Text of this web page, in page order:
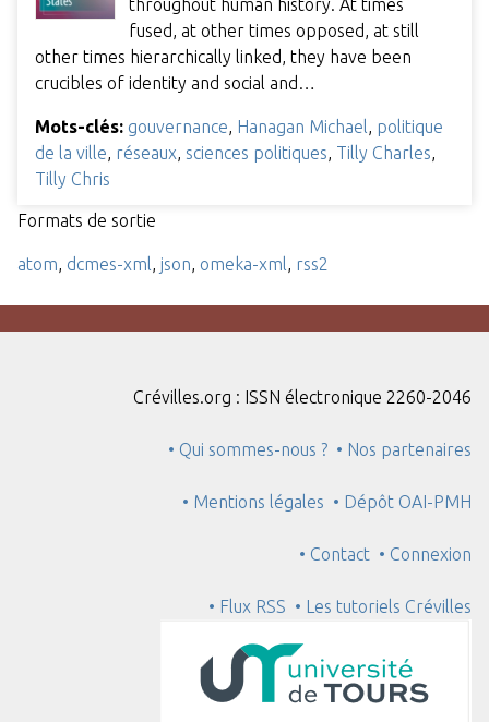
fused, at other times opposed, at still
other times hierarchically linked, they have been
crucibles of identity and social and…
Mots-clés: gouvernance Hanagan Michael
politique
de la ville réseaux sciences politiques Tilly Charles
Tilly Chris
Formats de sortie
atom dcmes-xml json omeka-xml rss2
Crévilles.org : ISSN électronique 2260-2046
• Qui sommes-nous ? • Nos partenaires
• Mentions légales • Dépôt OAI-PMH
• Contact • Connexion
• Flux RSS • Les tutoriels Crévilles